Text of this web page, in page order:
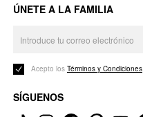
ÚNETE A LA FAMILIA
Acepto los Términos y Condiciones
SÍGUENOS